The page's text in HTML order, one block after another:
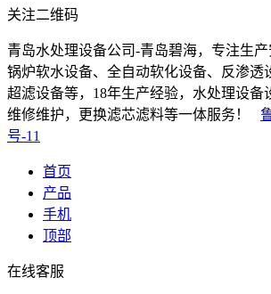
关注二维码
青岛水处理设备公司-青岛碧海，专注生产
锅炉软水设备、全自动软化设备、反渗透
超滤设备等，18年生产经验，水处理设备
维修维护，更换滤芯滤料等一体服务！
号-11
首页
产品
手机
顶部
在线客服